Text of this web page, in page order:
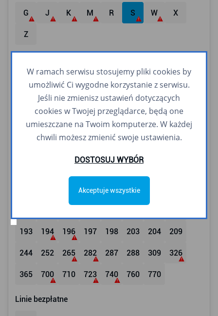
G J K M R S W X
Z
21 22 23 24 25 26 27 28
30 31 32 33 34 83 84
85 86 87 102 104 105 109 114
163 165 171
193 194 196 197 198 203 204 209
244 252 265 282 287 288 309 326
365 700 710 723 740 760 770
Linie bezpłatne
W ramach serwisu stosujemy pliki cookies by
umożliwić Ci wygodne korzystanie z serwisu.
Jeśli nie zmienisz ustawień dotyczących
cookies w Twojej przeglądarce, będą one
umieszczane na Twoim komputerze. W każdej
chwili możesz zmienić swoje ustawienia.
DOSTOSUJ WYBÓR
Akceptuje wszystkie